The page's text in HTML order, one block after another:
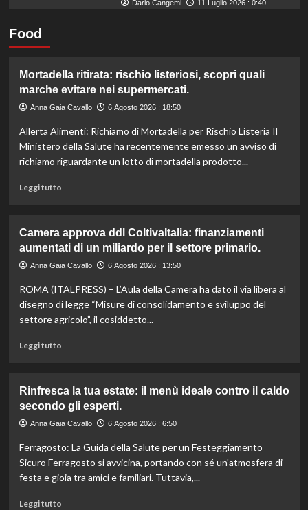
Dario Cangemi 11 Luglio 2026 : 0:40
Food
Mortadella ritirata: rischio listeriosi, scopri quali
marche evitare nei supermercati.
Anna Gaia Cavallo 6 Agosto 2026 : 18:50
Allerta Alimenti: Richiamo di Mortadella per Rischio Listeria Il
Ministero della Salute ha recentemente emesso un avviso di
richiamo riguardante un lotto di mortadella prodotto...
Leggi tuttoLeggi
Mortadella
ritirata:
rischio
scopri
quali
marche
Camera approva ddl ColtivaItalia: finanziamenti
aumentati di un miliardo per il settore primario.
Anna Gaia Cavallo 6 Agosto 2026 : 13:50
ROMA (ITALPRESS) – L’Aula della Camera ha dato il via libera al
disegno di legge “Misure di consolidamento e sviluppo del
settore agricolo”, il cosiddetto...
Leggi tuttoLeggi
Camera
approva
ddl
finanziamenti
aumentati
di
Rinfresca la tua estate: il menù ideale contro il caldo
secondo gli esperti.
Anna Gaia Cavallo 6 Agosto 2026 : 6:50
Ferragosto: La Guida della Salute per un Festeggiamento
Sicuro Ferragosto si avvicina, portando con sé un'atmosfera di
festa e gioia tra amici e familiari. Tuttavia,...
Leggi tuttoLeggi